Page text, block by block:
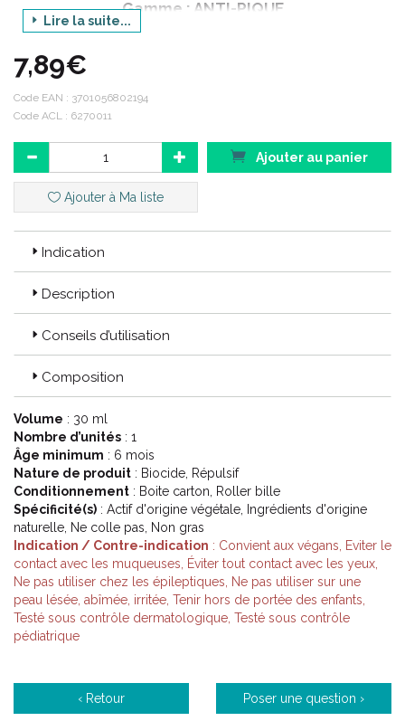
Gamme : ANTI-PIQUE
Produit : ROLLER REPULSIF BEBE
Une gamme de produits anti-moustiques à base d' actif d'
origine végétale pour protéger toute la famille des moustiques
et de certains insectes piqueurs.
Code ACL : 6270011
Lire la suite...
7,89€
Code EAN : 3701056802194
Code ACL : 6270011
Ajouter au panier
Ajouter à Ma liste
Indication
Description
Conseils d’utilisation
Composition
Volume : 30 ml
Nombre d’unités : 1
Âge minimum : 6 mois
Nature de produit : Biocide, Répulsif
Conditionnement : Boite carton, Roller bille
Spécificité(s) : Actif d'origine végétale, Ingrédients d'origine
naturelle, Ne colle pas, Non gras
Indication / Contre-indication : Convient aux végans, Eviter le
contact avec les muqueuses, Éviter tout contact avec les yeux,
Ne pas utiliser chez les épileptiques, Ne pas utiliser sur une
peau lésée, abîmée, irritée, Tenir hors de portée des enfants,
Testé sous contrôle dermatologique, Testé sous contrôle
pédiatrique
‹ Retour Poser une question ›